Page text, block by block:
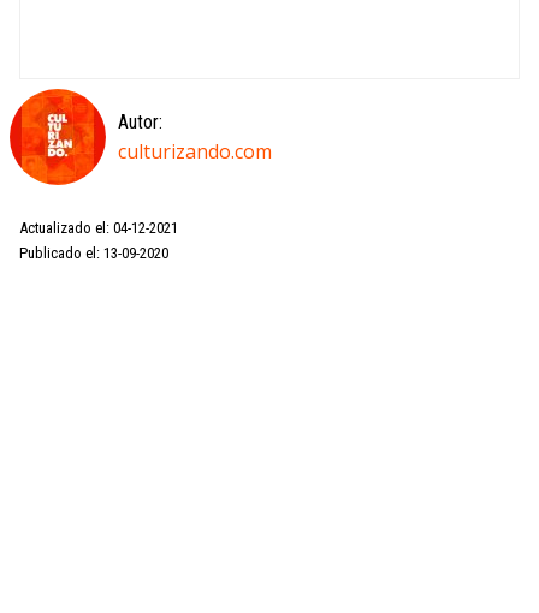
Autor:
culturizando.com
Actualizado el: 04-12-2021
Publicado el: 13-09-2020